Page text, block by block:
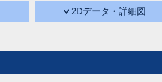
2Dデータ・詳細図